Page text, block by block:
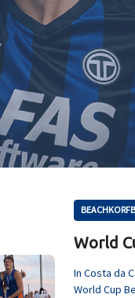
World
In Costa da
World Cup